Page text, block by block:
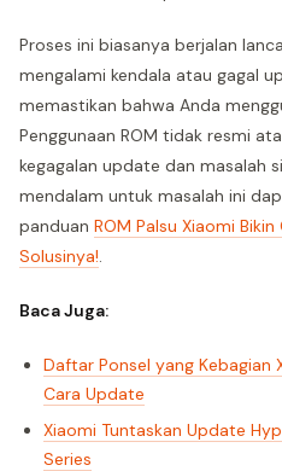
Proses ini biasanya berjalan
mengalami kendala atau gagal
memastikan bahwa Anda
Penggunaan ROM tidak resmi
kegagalan update dan masalah
mendalam untuk masalah ini
panduan ROM Palsu Xiaomi
Solusinya!.
Baca Juga:
Daftar Ponsel yang Kebagian
Cara Update
Xiaomi Tuntaskan Update
Series